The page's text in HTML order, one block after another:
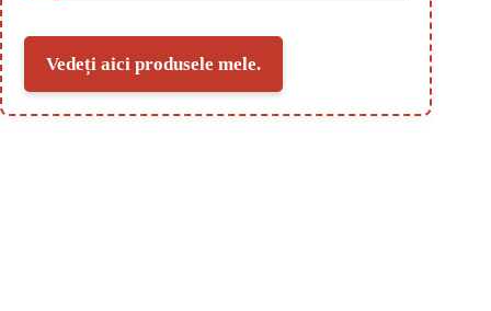
Vedeți aici produsele mele.